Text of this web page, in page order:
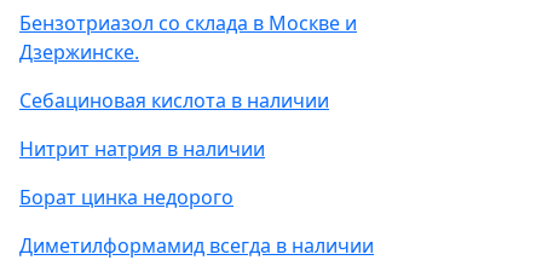
Бензотриазол со склада в Москве и
Дзержинске.
Себациновая кислота в наличии
Нитрит натрия в наличии
Борат цинка недорого
Диметилформамид всегда в наличии